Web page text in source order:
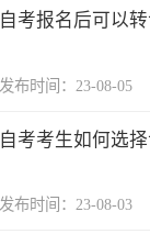
自考报名后可以
发布时间：23-08-05
自考考生如何选
发布时间：23-08-03